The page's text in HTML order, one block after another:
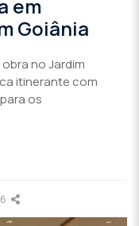
em
Goiânia
no Jardim
itinerante com
os